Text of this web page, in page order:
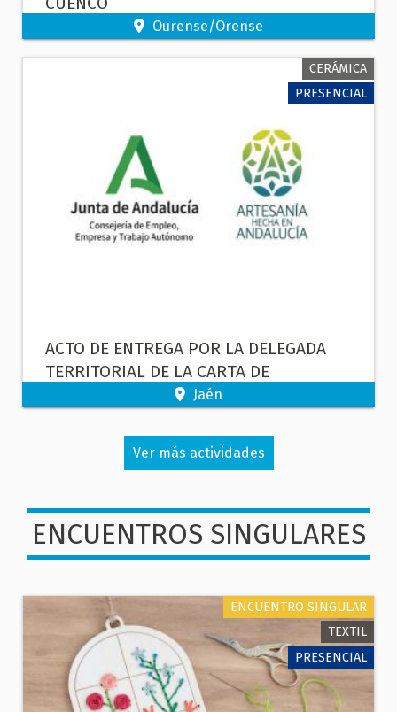
Ourense/Orense
CERÁMICA
PRESENCIAL
ACTO DE ENTREGA POR LA DELEGADA
TERRITORIAL DE LA CARTA DE
ARTESANA A Dª ISABEL MARÍA GARCÍA
MARMOLEJO.
Jaén
Ver más actividades
ENCUENTROS SINGULARES
ENCUENTRO SINGULAR
TEXTIL
PRESENCIAL